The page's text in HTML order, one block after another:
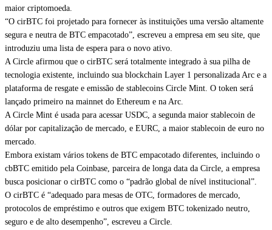
maior criptomoeda.
“O cirBTC foi projetado para fornecer às instituições uma versão altamente
segura e neutra de BTC empacotado”, escreveu a empresa em seu site, que
introduziu uma lista de espera para o novo ativo.
A Circle afirmou que o cirBTC será totalmente integrado à sua pilha de
tecnologia existente, incluindo sua blockchain Layer 1 personalizada Arc e a
plataforma de resgate e emissão de stablecoins Circle Mint. O token será
lançado primeiro na mainnet do Ethereum e na Arc.
A Circle Mint é usada para acessar USDC, a segunda maior stablecoin de
dólar por capitalização de mercado, e EURC, a maior stablecoin de euro no
mercado.
Embora existam vários tokens de BTC empacotado diferentes, incluindo o
cbBTC emitido pela Coinbase, parceira de longa data da Circle, a empresa
busca posicionar o cirBTC como o “padrão global de nível institucional”.
O cirBTC é “adequado para mesas de OTC, formadores de mercado,
protocolos de empréstimo e outros que exigem BTC tokenizado neutro,
seguro e de alto desempenho”, escreveu a Circle.